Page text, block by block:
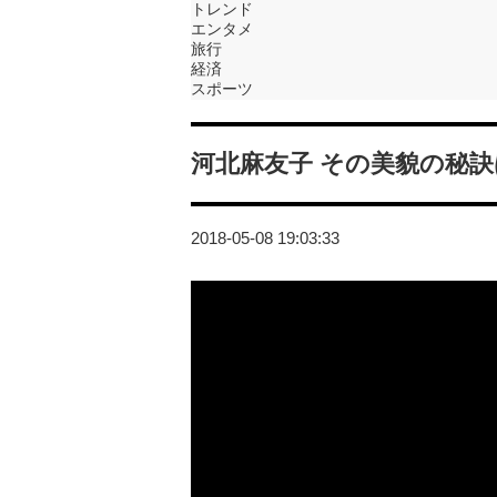
トレンド
エンタメ
旅行
経済
スポーツ
河北麻友子 その美貌の秘
2018-05-08 19:03:33